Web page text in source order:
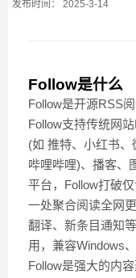
发布时间： 2025-3-14
Follow是什么
Follow是开源RSS
Follow支持传统网
(如 推特、小红书、
哔哩哔哩)、播客、
平台，Follow打破
一处聚合阅读全网
翻译、新条目通知
用，兼容Windows
Follow是强大的内